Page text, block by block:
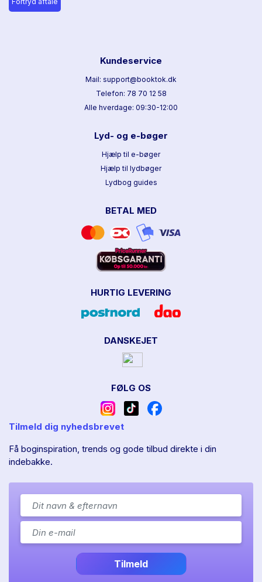
Kundeservice
Mail: support@booktok.dk
Telefon: 78 70 12 58
Alle hverdage: 09:30-12:00
Lyd- og e-bøger
Hjælp til e-bøger
Hjælp til lydbøger
Lydbog guides
BETAL MED
HURTIG LEVERING
DANSKEJET
FØLG OS
Tilmeld dig nyhedsbrevet
Få boginspiration, trends og gode tilbud direkte i din
indebakke.
Tilmeld